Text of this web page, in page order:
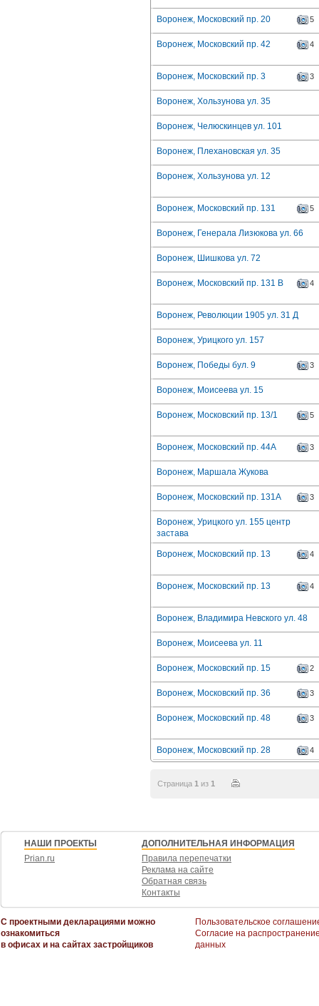
Воронеж, Московский пр. 20 5
Воронеж, Московский пр. 42 4
Воронеж, Московский пр. 3 3
Воронеж, Хользунова ул. 35
Воронеж, Челюскинцев ул. 101
Воронеж, Плехановская ул. 35
Воронеж, Хользунова ул. 12
Воронеж, Московский пр. 131 5
Воронеж, Генерала Лизюкова ул. 66
Воронеж, Шишкова ул. 72
Воронеж, Московский пр. 131 В 4
Воронеж, Революции 1905 ул. 31 Д
Воронеж, Урицкого ул. 157
Воронеж, Победы бул. 9 3
Воронеж, Моисеева ул. 15
Воронеж, Московский пр. 13/1 5
Воронеж, Московский пр. 44А 3
Воронеж, Маршала Жукова
Воронеж, Московский пр. 131А 3
Воронеж, Урицкого ул. 155 центр
застава
Воронеж, Московский пр. 13 4
Воронеж, Московский пр. 13 4
Воронеж, Владимира Невского ул. 48
Воронеж, Моисеева ул. 11
Воронеж, Московский пр. 15 2
Воронеж, Московский пр. 36 3
Воронеж, Московский пр. 48 3
Воронеж, Московский пр. 28 4
Страница 1 из 1
НАШИ ПРОЕКТЫ
Prian.ru
ДОПОЛНИТЕЛЬНАЯ ИНФОРМАЦИЯ
Правила перепечатки
Реклама на сайте
Обратная связь
Контакты
С проектными декларациями можно
ознакомиться
в офисах и на сайтах застройщиков
Пользовательское
Согласие на
данных